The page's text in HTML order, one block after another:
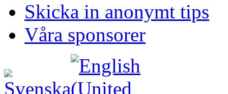
Skicka in anonymt tips
Våra sponsorer